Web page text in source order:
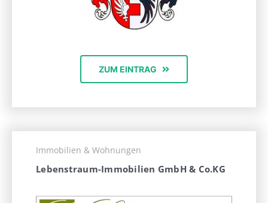
ZUM EINTRAG
Immobilien & Wohnungen
Lebenstraum-Immobilien GmbH & Co.KG